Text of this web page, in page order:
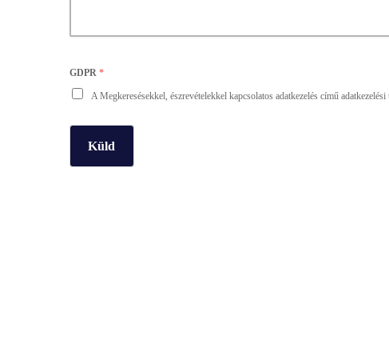
GDPR *
A Megkeresésekkel, észrevételekkel kapcsolatos adatkezelés című
Küld